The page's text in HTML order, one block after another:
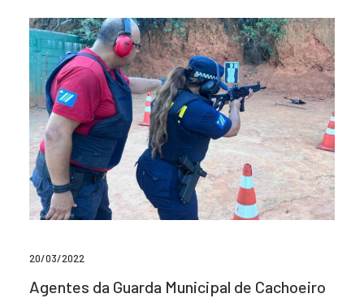
20/03/2022
Agentes da Guarda Municipal de Cachoeiro